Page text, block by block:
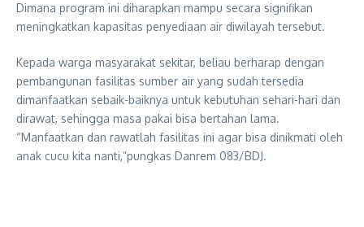
Dimana program ini diharapkan mampu secara signifikan
meningkatkan kapasitas penyediaan air diwilayah tersebut.
Kepada warga masyarakat sekitar, beliau berharap dengan
pembangunan fasilitas sumber air yang sudah tersedia
dimanfaatkan sebaik-baiknya untuk kebutuhan sehari-hari dan
dirawat, sehingga masa pakai bisa bertahan lama.
“Manfaatkan dan rawatlah fasilitas ini agar bisa dinikmati oleh
anak cucu kita nanti,”pungkas Danrem 083/BDJ.